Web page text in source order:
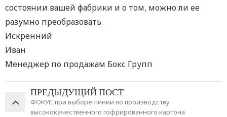
состоянии вашей фабрики и о том, можно ли ее
разумно преобразовать.
Искренний
Иван
Менеджер по продажам Бокс Групп
ПРЕДЫДУЩИЙ ПОСТ
ФОКУС при выборе линии по производству
высококачественного гофрированного картона